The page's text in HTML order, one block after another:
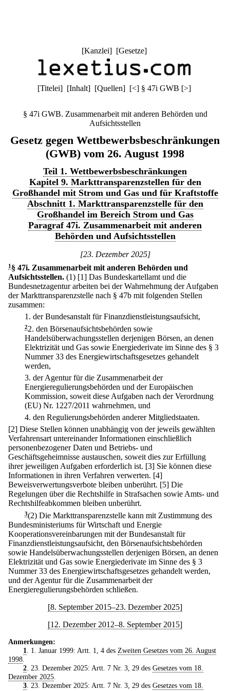
[Kanzlei] [Gesetze]
[Titelei] [Inhalt] [Quellen] [<] § 47i GWB [>]
§ 47i GWB. Zusammenarbeit mit anderen Behörden und
Aufsichtsstellen
Gesetz gegen Wettbewerbsbeschränkungen
(GWB) vom 26. August 1998
Teil 1. Wettbewerbsbeschränkungen
Kapitel 9. Markttransparenzstellen für den
Großhandel mit Strom und Gas und für Kraftstoffe
Abschnitt 1. Markttransparenzstelle für den
Großhandel im Bereich Strom und Gas
Paragraf 47i. Zusammenarbeit mit anderen
Behörden und Aufsichtsstellen
[23. Dezember 2025]
1 § 47i. Zusammenarbeit mit anderen Behörden und
Aufsichtsstellen. (1) [1] Das Bundeskartellamt und die
Bundesnetzagentur arbeiten bei der Wahrnehmung der Aufgaben
der Markttransparenzstelle nach § 47b mit folgenden Stellen
zusammen:
1. der Bundesanstalt für Finanzdienstleistungsaufsicht,
22. den Börsenaufsichtsbehörden sowie
Handelsüberwachungsstellen derjenigen Börsen, an denen
Elektrizität und Gas sowie Energiederivate im Sinne des § 3
Nummer 33 des Energiewirtschaftsgesetzes gehandelt
werden,
3. der Agentur für die Zusammenarbeit der
Energieregulierungsbehörden und der Europäischen
Kommission, soweit diese Aufgaben nach der Verordnung
(EU) Nr. 1227/2011 wahrnehmen, und
4. den Regulierungsbehörden anderer Mitgliedstaaten.
[2] Diese Stellen können unabhängig von der jeweils gewählten
Verfahrensart untereinander Informationen einschließlich
personenbezogener Daten und Betriebs- und
Geschäftsgeheimnisse austauschen, soweit dies zur Erfüllung
ihrer jeweiligen Aufgaben erforderlich ist. [3] Sie können diese
Informationen in ihren Verfahren verwerten. [4]
Beweisverwertungsverbote bleiben unberührt. [5] Die
Regelungen über die Rechtshilfe in Strafsachen sowie Amts- und
Rechtshilfeabkommen bleiben unberührt.
3(2) Die Markttransparenzstelle kann mit Zustimmung des
Bundesministeriums für Wirtschaft und Energie
Kooperationsvereinbarungen mit der Bundesanstalt für
Finanzdienstleistungsaufsicht, den Börsenaufsichtsbehörden
sowie Handelsüberwachungsstellen derjenigen Börsen, an denen
Elektrizität und Gas sowie Energiederivate im Sinne des § 3
Nummer 33 des Energiewirtschaftsgesetzes gehandelt werden,
und der Agentur für die Zusammenarbeit der
Energieregulierungsbehörden schließen.
[8. September 2015–23. Dezember 2025]
[12. Dezember 2012–8. September 2015]
Anmerkungen:
1
. 1. Januar 1999: Artt. 1, 4 des Zweiten Gesetzes vom 26. August
1998
2. 23. Dezember 2025: Artt. 7 Nr. 3, 29 des Gesetzes vom 18.
Dezember 2025
3. 23. Dezember 2025: Artt. 7 Nr. 3, 29 des Gesetzes vom 18.